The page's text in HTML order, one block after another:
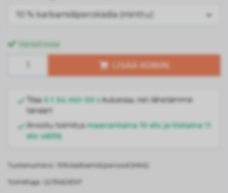
10 % karbamidiperoksidia (minttu)
Varastossa:
LISÄÄ KORIIN
Tilaa 5 t 54 min 49 s kuluessa, niin lähetämme
tänään!
Arvioitu toimitusmaanantaina 10 elo ja tiistaina 11
elo välillä
Tuotenumero: 10% karbamid peroxid (Mint)
Toimittaja: ULTRADENT